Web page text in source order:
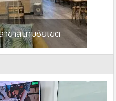
าสนามชัยเขต